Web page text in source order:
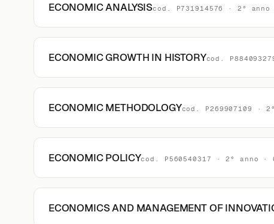
ECONOMIC ANALYSIScod. P731914576 · 2°
ECONOMIC GROWTH IN HISTORYcod.
ECONOMIC METHODOLOGYcod. P269907109 ·
ECONOMIC POLICYcod. P560540317 · 2° anno
ECONOMICS AND MANAGEMENT OF